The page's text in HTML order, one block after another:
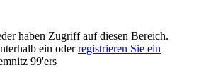
haben Zugriff auf diesen Bereich.
ein oderregistrieren Sie ein
99'ers